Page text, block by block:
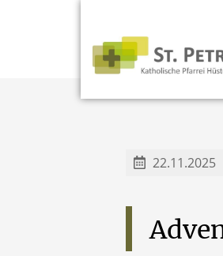
22.11.2025